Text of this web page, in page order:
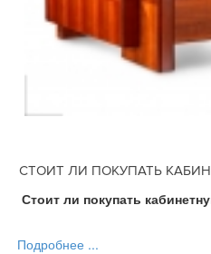
СТОИТ ЛИ ПОКУПАТЬ
Стоит ли покупать
Подробнее ...